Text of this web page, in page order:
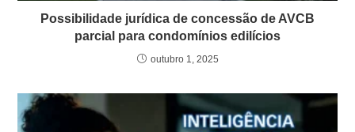
Possibilidade jurídica de concessão de AVCB
parcial para condomínios edilícios
outubro 1, 2025